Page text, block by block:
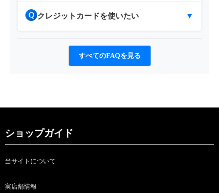
Q クレジットカードを使いたい ▼
すべてのFAQを見る
ショップガイド
当サイトについて
実店舗情報